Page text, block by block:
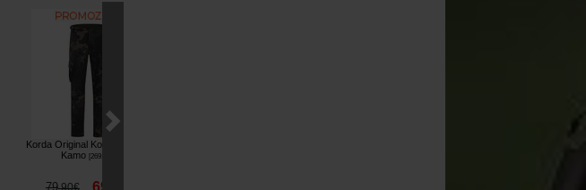
Korda Original Kombats Dark
Kamo [269163A
79,90€